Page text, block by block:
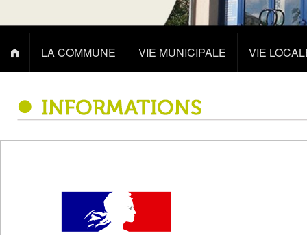
LA COMMUNE VIE MUNICIPALE VIE